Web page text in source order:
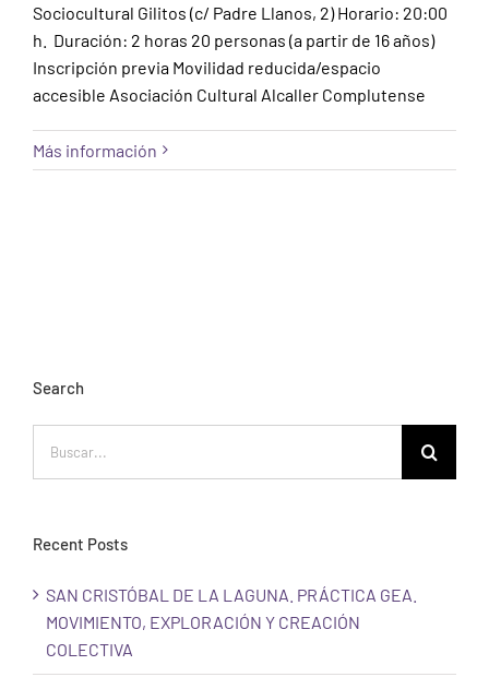
Sociocultural Gilitos (c/ Padre Llanos, 2) Horario: 20:00
h. Duración: 2 horas 20 personas (a partir de 16 años)
Inscripción previa Movilidad reducida/espacio
accesible Asociación Cultural Alcaller Complutense
Más información
Search
Recent Posts
SAN CRISTÓBAL DE LA LAGUNA. PRÁCTICA GEA.
MOVIMIENTO, EXPLORACIÓN Y CREACIÓN
COLECTIVA